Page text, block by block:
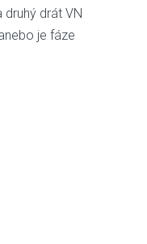
druhý drát VN
je fáze